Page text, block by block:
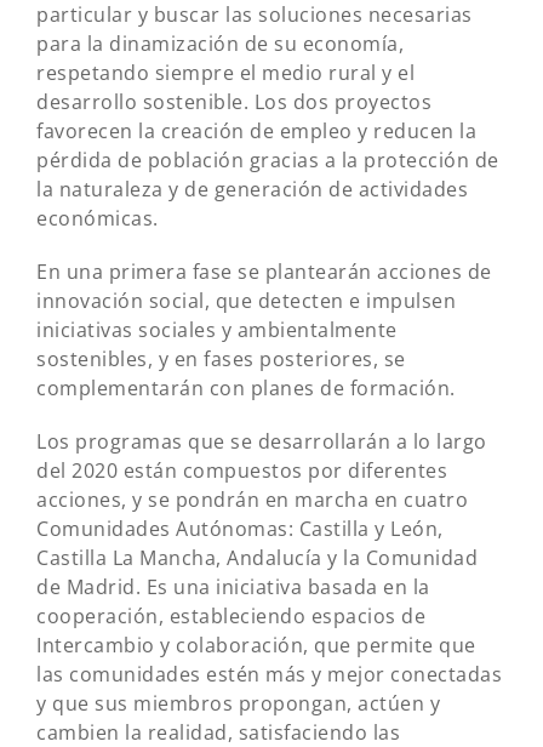
particular y buscar las soluciones necesarias
para la dinamización de su economía,
respetando siempre el medio rural y el
desarrollo sostenible. Los dos proyectos
favorecen la creación de empleo y reducen la
pérdida de población gracias a la protección de
la naturaleza y de generación de actividades
económicas.
En una primera fase se plantearán acciones de
innovación social, que detecten e impulsen
iniciativas sociales y ambientalmente
sostenibles, y en fases posteriores, se
complementarán con planes de formación.
Los programas que se desarrollarán a lo largo
del 2020 están compuestos por diferentes
acciones, y se pondrán en marcha en cuatro
Comunidades Autónomas: Castilla y León,
Castilla La Mancha, Andalucía y la Comunidad
de Madrid. Es una iniciativa basada en la
cooperación, estableciendo espacios de
Intercambio y colaboración, que permite que
las comunidades estén más y mejor conectadas
y que sus miembros propongan, actúen y
cambien la realidad, satisfaciendo las